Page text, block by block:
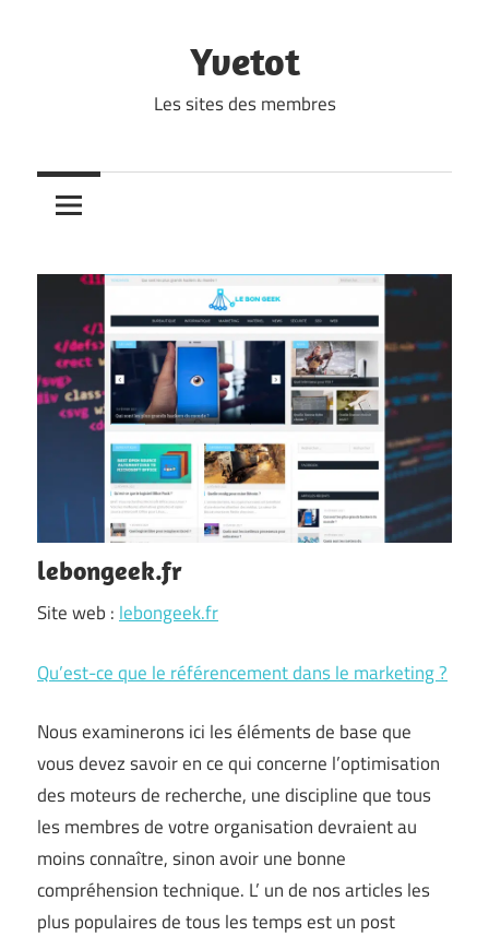
Yvetot
Les sites des membres
lebongeek.fr
Site web : lebongeek.fr
Qu’est-ce que le référencement dans le marketing ?
Nous examinerons ici les éléments de base que
vous devez savoir en ce qui concerne l’optimisation
des moteurs de recherche, une discipline que tous
les membres de votre organisation devraient au
moins connaître, sinon avoir une bonne
compréhension technique. L’ un de nos articles les
plus populaires de tous les temps est un post